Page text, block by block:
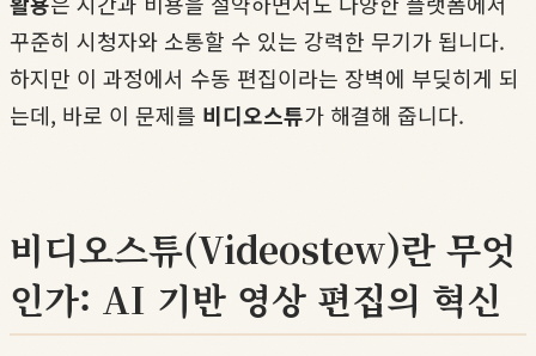
꾸준히 시청자와 소통할 수 있는 강력한 무기가 됩니다.
하지만 이 과정에서 수동 편집이라는 장벽에 부딪히게 되
는데, 바로 이 문제를 비디오스튜가 해결해 줍니다.
비디오스튜(Videostew)란 무엇
인가: AI 기반 영상 편집의 혁신